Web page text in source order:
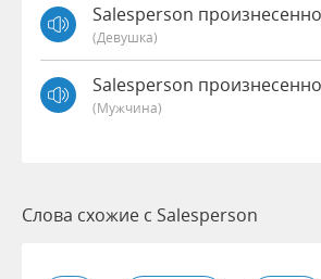
Salesperson
(девушка)
Salesperson
(мужчина)
Слова схожие с Salesperson